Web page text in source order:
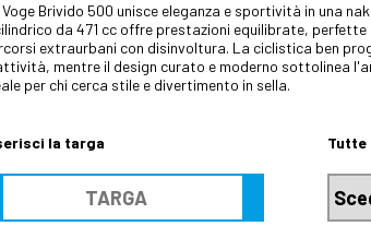
Brivido 500 unisce eleganza e sportività in una
da 471 cc offre prestazioni equilibrate,
extraurbani con disinvoltura. La ciclistica ben
mentre il design curato e moderno sottolinea
per chi cerca stile e divertimento in sella.
la targa Tutte